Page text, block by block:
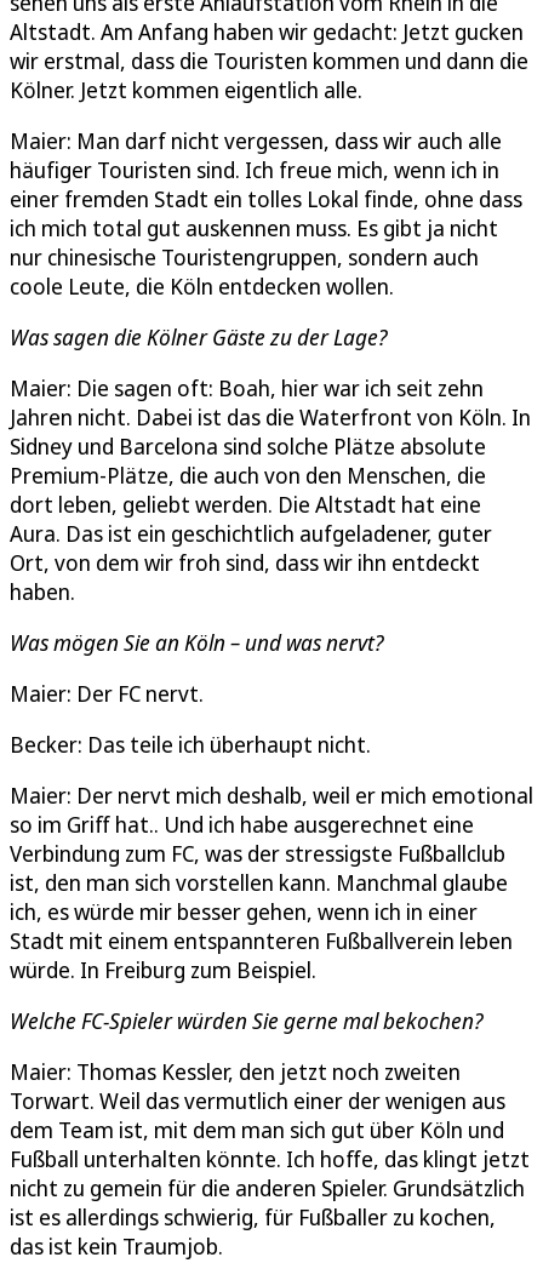
Altstadt. Am Anfang haben wir gedacht: Jetzt gucken
wir erstmal, dass die Touristen kommen und dann die
Kölner. Jetzt kommen eigentlich alle.
Maier: Man darf nicht vergessen, dass wir auch alle
häufiger Touristen sind. Ich freue mich, wenn ich in
einer fremden Stadt ein tolles Lokal finde, ohne dass
ich mich total gut auskennen muss. Es gibt ja nicht
nur chinesische Touristengruppen, sondern auch
coole Leute, die Köln entdecken wollen.
Was sagen die Kölner Gäste zu der Lage?
Maier: Die sagen oft: Boah, hier war ich seit zehn
Jahren nicht. Dabei ist das die Waterfront von Köln. In
Sidney und Barcelona sind solche Plätze absolute
Premium-Plätze, die auch von den Menschen, die
dort leben, geliebt werden. Die Altstadt hat eine
Aura. Das ist ein geschichtlich aufgeladener, guter
Ort, von dem wir froh sind, dass wir ihn entdeckt
haben.
Was mögen Sie an Köln – und was nervt?
Maier: Der FC nervt.
Becker: Das teile ich überhaupt nicht.
Maier: Der nervt mich deshalb, weil er mich emotional
so im Griff hat.. Und ich habe ausgerechnet eine
Verbindung zum FC, was der stressigste Fußballclub
ist, den man sich vorstellen kann. Manchmal glaube
ich, es würde mir besser gehen, wenn ich in einer
Stadt mit einem entspannteren Fußballverein leben
würde. In Freiburg zum Beispiel.
Welche FC-Spieler würden Sie gerne mal bekochen?
Maier: Thomas Kessler, den jetzt noch zweiten
Torwart. Weil das vermutlich einer der wenigen aus
dem Team ist, mit dem man sich gut über Köln und
Fußball unterhalten könnte. Ich hoffe, das klingt jetzt
nicht zu gemein für die anderen Spieler. Grundsätzlich
ist es allerdings schwierig, für Fußballer zu kochen,
das ist kein Traumjob.